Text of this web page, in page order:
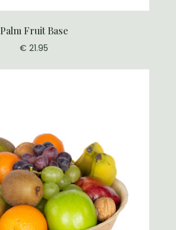
Palm Fruit Base
€ 21.95